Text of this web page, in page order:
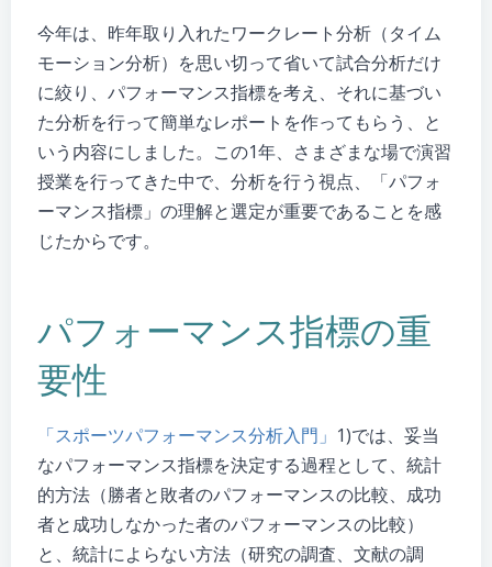
今年は、昨年取り入れたワークレート分析（タイム
モーション分析）を思い切って省いて試合分析だけ
に絞り、パフォーマンス指標を考え、それに基づい
た分析を行って簡単なレポートを作ってもらう、と
いう内容にしました。この1年、さまざまな場で演習
授業を行ってきた中で、分析を行う視点、「パフォ
ーマンス指標」の理解と選定が重要であることを感
じたからです。
パフォーマンス指標の重
要性
「スポーツパフォーマンス分析入門」 1)では、妥当
なパフォーマンス指標を決定する過程として、統計
的方法（勝者と敗者のパフォーマンスの比較、成功
者と成功しなかった者のパフォーマンスの比較）
と、統計によらない方法（研究の調査、文献の調